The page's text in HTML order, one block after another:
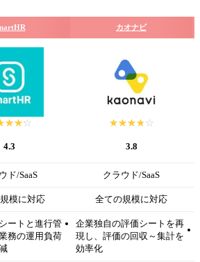
カオナビ
4.3
☆☆☆☆☆
★★★★★
3.8
ド/SaaS クラウド/SaaS
模に対応 全ての規模に対応
ートと進行管
務の運用負荷
企業独自の評価シートを再
現し、評価の回収～集計を
効率化